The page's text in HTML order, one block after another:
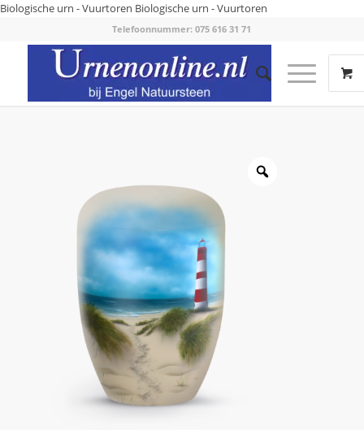
Biologische urn - Vuurtoren Biologische urn - Vuurtoren
Telefoonnummer: 075 616 31 71